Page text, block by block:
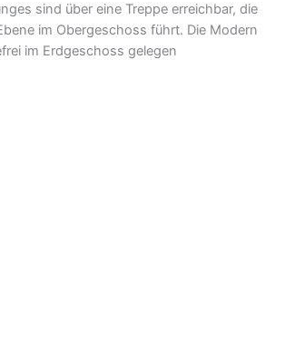
sind über eine Treppe erreichbar, die
im Obergeschoss führt. Die Modern
im Erdgeschoss gelegen